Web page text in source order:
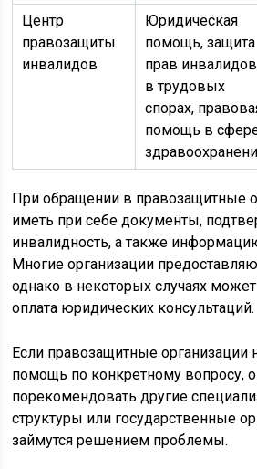
Центр
правозащиты
инвалидов
Юридическая
помощь, защита
прав инвалидов
в трудовых
спорах,
помощь в
При обращении в правозащитные
иметь при себе документы,
инвалидность, а также
Многие организации
однако в некоторых случаях
оплата юридических консультаций.
Если правозащитные организации
помощь по конкретному вопросу,
порекомендовать другие
структуры или государственные
займутся решением проблемы.